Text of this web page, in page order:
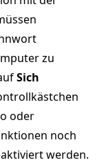
zu
Sich
oder
noch
werden.